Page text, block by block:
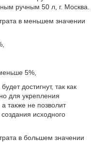
ручным 50 л, г. Москва.
в меньшем значении
5%,
достигнут, так как
для укрепления
также не позволит
исходного
в большем значении